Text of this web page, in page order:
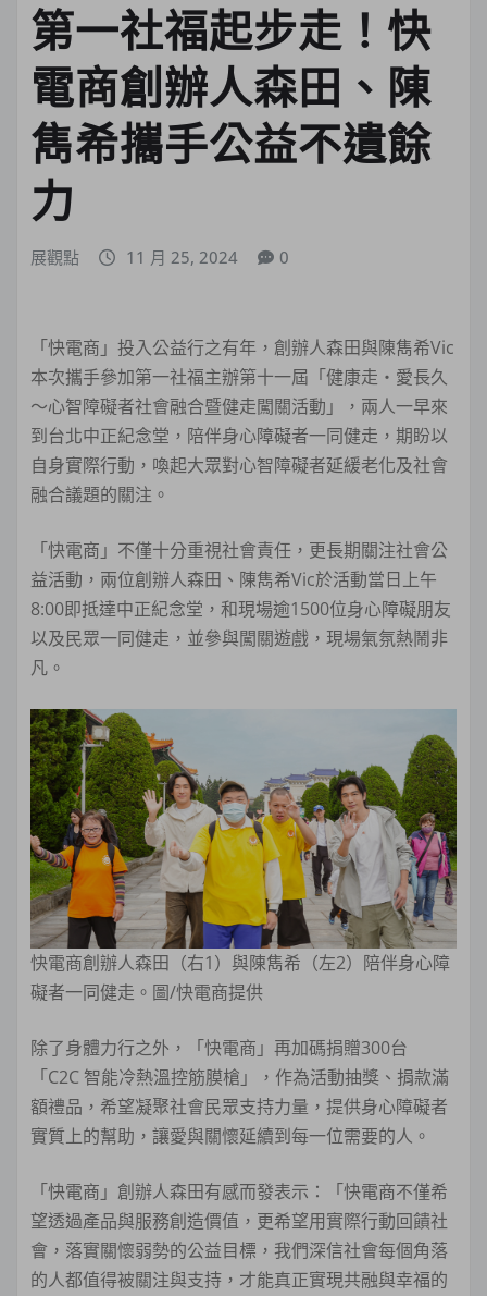
第一社福起步走！快
電商創辦人森田、陳
雋希攜手公益不遺餘
力
展觀點 11 月 25, 2024 0
「快電商」投入公益行之有年，創辦人森田與陳雋希Vic
本次攜手參加第一社福主辦第十一屆「健康走‧愛長久
～心智障礙者社會融合暨健走闖關活動」，兩人一早來
到台北中正紀念堂，陪伴身心障礙者一同健走，期盼以
自身實際行動，喚起大眾對心智障礙者延緩老化及社會
融合議題的關注。
「快電商」不僅十分重視社會責任，更長期關注社會公
益活動，兩位創辦人森田、陳雋希Vic於活動當日上午
8:00即抵達中正紀念堂，和現場逾1500位身心障礙朋友
以及民眾一同健走，並參與闖關遊戲，現場氣氛熱鬧非
凡。
快電商創辦人森田（右1）與陳雋希（左2）陪伴身心障
礙者一同健走。圖/快電商提供
除了身體力行之外，「快電商」再加碼捐贈300台
「C2C 智能冷熱溫控筋膜槍」，作為活動抽獎、捐款滿
額禮品，希望凝聚社會民眾支持力量，提供身心障礙者
實質上的幫助，讓愛與關懷延續到每一位需要的人。
「快電商」創辦人森田有感而發表示：「快電商不僅希
望透過產品與服務創造價值，更希望用實際行動回饋社
會，落實關懷弱勢的公益目標，我們深信社會每個角落
的人都值得被關注與支持，才能真正實現共融與幸福的